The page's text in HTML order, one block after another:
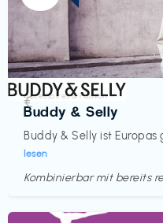
Accessoires & Fashion
Buddy & Selly
Buddy & Selly ist Europas
lesen
€‎
Kombinierbar mit bereits